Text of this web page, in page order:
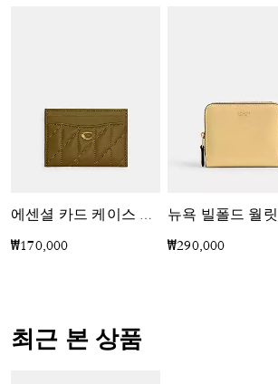
에센셜 카드 케이스 위드 필로우 퀼팅
₩170,000
뉴욕 빌폴드 월릿
₩290,000
최근 본 상품